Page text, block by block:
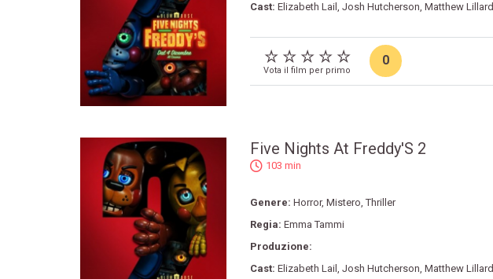
Cast: Elizabeth Lail , Josh Hutcherson, Matthew Lillard
Vota il film per primo
0
Five Nights At Freddy'S 2
103 min
Genere: Horror, Mistero,Thriller
Regia: Emma Tammi
Produzione:
Cast: Elizabeth Lail , Josh Hutcherson, Matthew Lillard